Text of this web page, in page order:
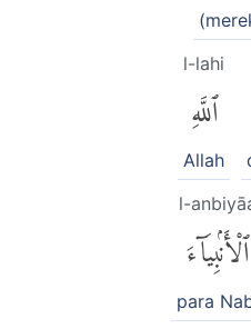
l-lahi
ٱللَّهِ
Allah
l-
ٱلْأَنۢبِيَآءَ
para